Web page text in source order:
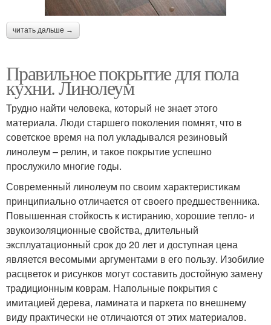
читать дальше →
Правильное покрытие для пола
кухни. Линолеум
Трудно найти человека, который не знает этого
материала. Люди старшего поколения помнят, что в
советское время на пол укладывался резиновый
линолеум – релин, и такое покрытие успешно
прослужило многие годы.
Современный линолеум по своим характеристикам
принципиально отличается от своего предшественника.
Повышенная стойкость к истиранию, хорошие тепло- и
звукоизоляционные свойства, длительный
эксплуатационный срок до 20 лет и доступная цена
является весомыми аргументами в его пользу. Изобилие
расцветок и рисунков могут составить достойную замену
традиционным коврам. Напольные покрытия с
имитацией дерева, ламината и паркета по внешнему
виду практически не отличаются от этих материалов.